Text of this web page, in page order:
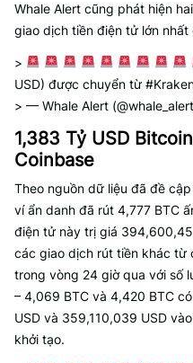
Whale Alert cũng phát hiện
giao dịch tiền điện tử lớn nhất
>
USD) được chuyển từ
> — Whale Alert
1,383 Tỷ USD
Coinbase
Theo nguồn dữ liệu đã đề
ví ẩn danh đã rút 4,777 BTC
điện tử này trị giá
các giao dịch rút tiền khác từ
trong vòng 24 giờ qua với số
– 4,069 BTC và 4,420 BTC
USD và 359,110,039 USD
khởi tạo.